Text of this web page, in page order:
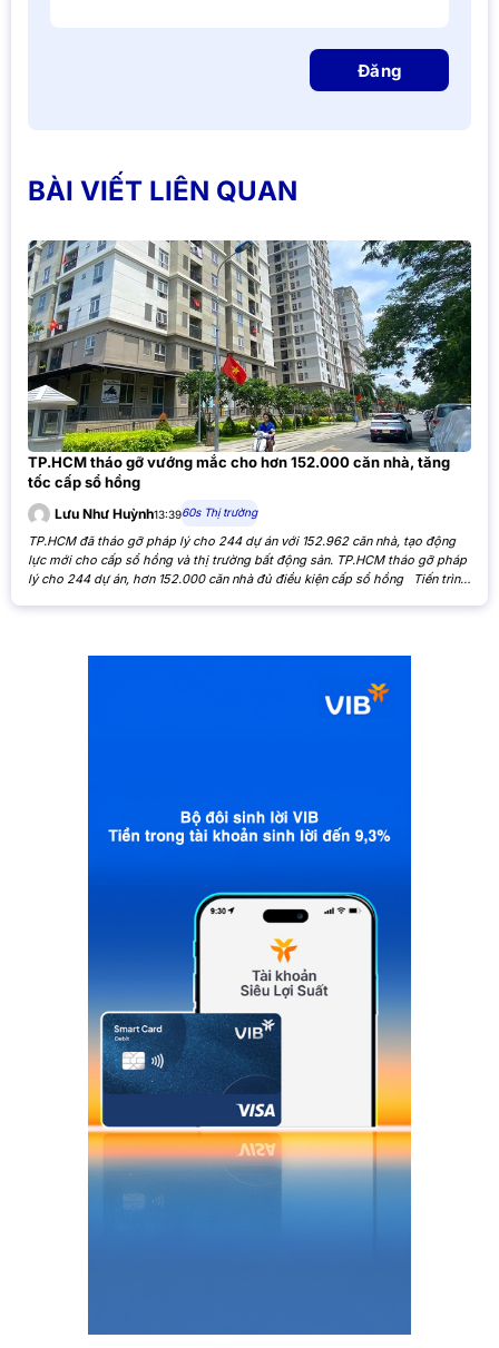
Đăng
BÀI VIẾT LIÊN QUAN
TP.HCM tháo gỡ vướng mắc cho hơn 152.000 căn nhà, tăng
tốc cấp sổ hồng
Lưu Như Huỳnh13:3960s Thị trường
TP.HCM đã tháo gỡ pháp lý cho 244 dự án với 152.962 căn nhà, tạo động
lực mới cho cấp sổ hồng và thị trường bất động sản. TP.HCM tháo gỡ pháp
lý cho 244 dự án, hơn 152.000 căn nhà đủ điều kiện cấp sổ hồng Tiến trình